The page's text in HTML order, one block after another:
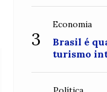
3
Economia
Brasil é
turismo